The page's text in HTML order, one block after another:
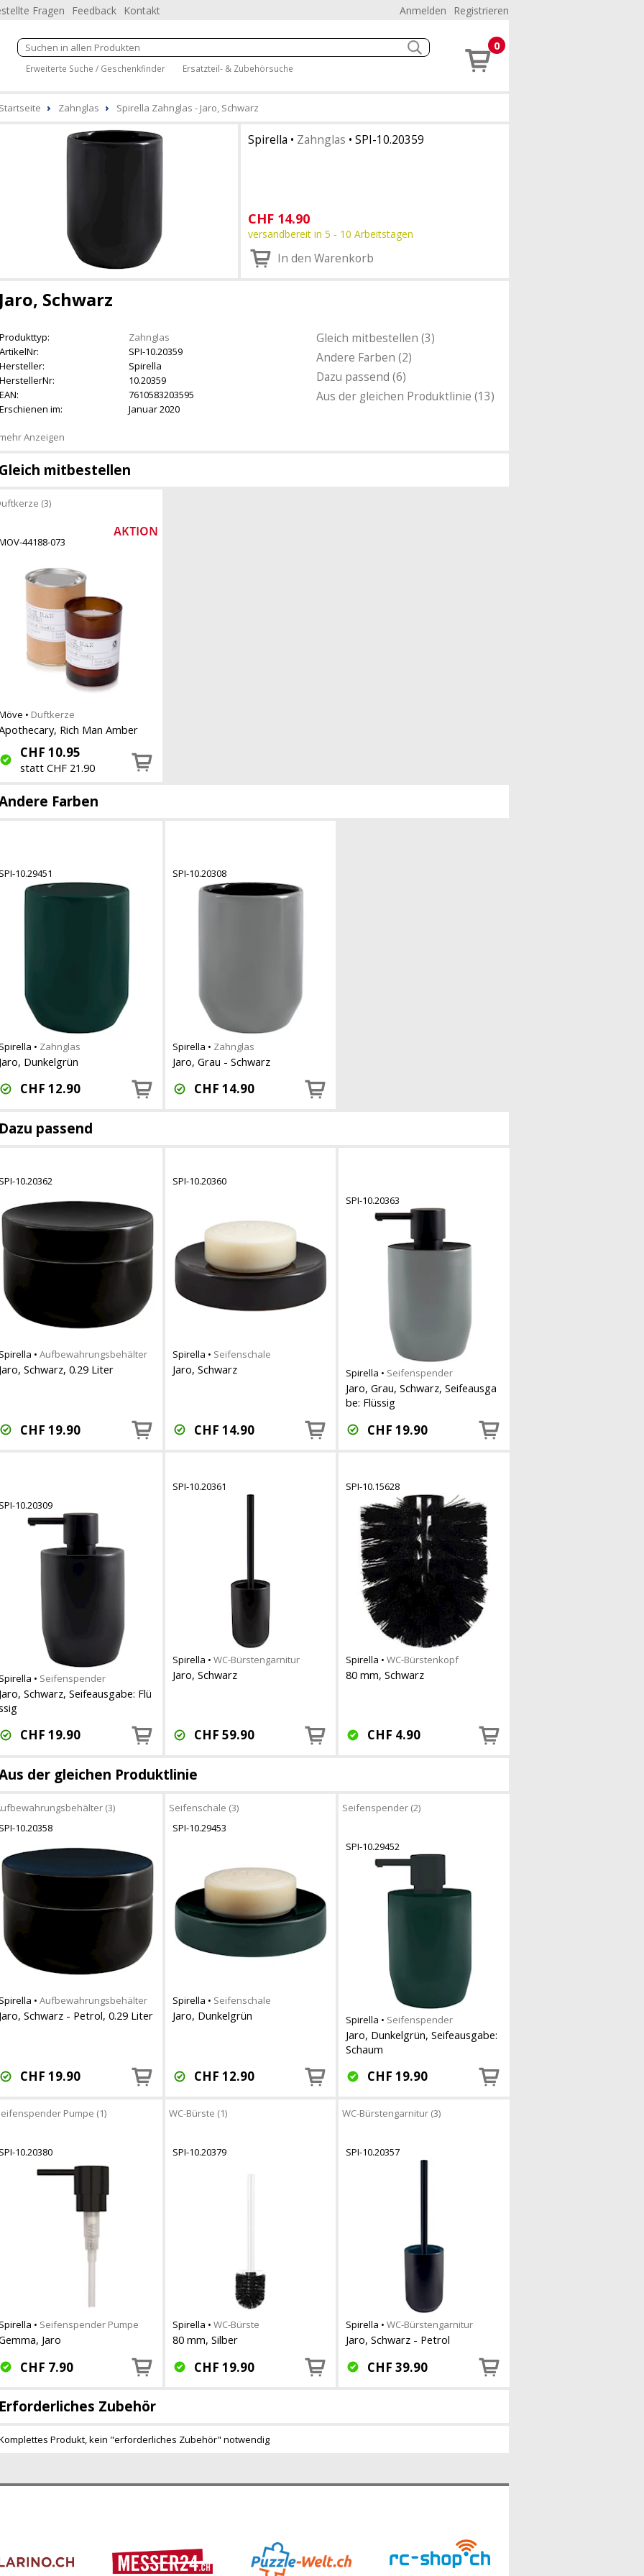
Fragen Feedback Kontakt Anmelden Registrieren
Erweiterte Suche / Geschenkfinder Ersatzteil- & Zubehörsuche
0
Zahnglas Spirella Zahnglas - Jaro, Schwarz
Spirella • Zahnglas • SPI-10.20359
CHF 14.90
versandbereit in 5 - 10 Arbeitstagen
In den Warenkorb
Schwarz
Produkttyp:
Zahnglas
ArtikelNr:
SPI-10.20359
Hersteller:
Spirella
HerstellerNr:
10.20359
EAN:
7610583203595
Erschienen im:
Januar 2020
Gleich mitbestellen (3)
Andere Farben (2)
Dazu passend (6)
Aus der gleichen Produktlinie (13)
Anzeigen
mitbestellen
(3)
44188-073
• Duftkerze
Rich Man Amber
CHF 10.95
statt CHF 21.90
Farben
10.29451
• Zahnglas
Dunkelgrün
CHF 12.90
SPI-10.20308
Spirella • Zahnglas
Jaro, Grau - Schwarz
CHF 14.90
passend
10.20362
• Aufbewahrungsbehälter
Schwarz, 0.29 Liter
CHF 19.90
SPI-10.20360
Spirella • Seifenschale
Jaro, Schwarz
CHF 14.90
SPI-10.20363
Spirella • Seifenspender
Jaro, Grau, Schwarz, Seifeausga
be: Flüssig
CHF 19.90
10.20309
• Seifenspender
Schwarz, Seifeausgabe: Flü
CHF 19.90
SPI-10.20361
Spirella • WC-Bürstengarnitur
Jaro, Schwarz
CHF 59.90
SPI-10.15628
Spirella •WC-Bürstenkopf
80 mm, Schwarz
CHF 4.90
der gleichen Produktlinie
(3)
10.20358
• Aufbewahrungsbehälter
Schwarz - Petrol, 0.29 Liter
CHF 19.90
Seifenschale (3)
SPI-10.29453
Spirella • Seifenschale
Jaro, Dunkelgrün
CHF 12.90
Seifenspender (2)
SPI-10.29452
Spirella • Seifenspender
Jaro, Dunkelgrün, Seifeausgabe:
Schaum
CHF 19.90
Pumpe (1)
10.20380
• Seifenspender Pumpe
Jaro
CHF 7.90
WC-Bürste (1)
SPI-10.20379
Spirella • WC-Bürste
80 mm, Silber
CHF 19.90
WC-Bürstengarnitur (3)
SPI-10.20357
Spirella •WC-Bürstengarnitur
Jaro, Schwarz - Petrol
CHF 39.90
Zubehör
Produkt, kein "erforderliches Zubehör" notwendig